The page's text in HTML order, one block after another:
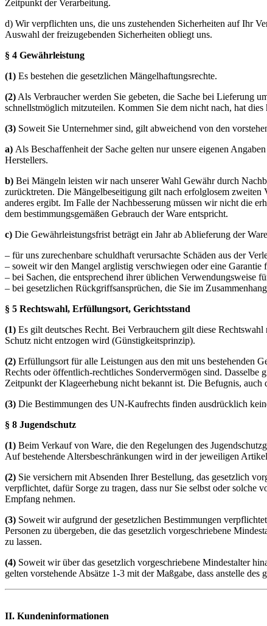
Zeitpunkt der Verarbeitung.
d) Wir verpflichten uns, die uns zustehenden Sicherheiten auf Ihr
Auswahl der freizugebenden Sicherheiten obliegt uns.
§ 4 Gewährleistung
(1) Es bestehen die gesetzlichen Mängelhaftungsrechte.
(2) Als Verbraucher werden Sie gebeten, die Sache bei Lieferung
schnellstmöglich mitzuteilen. Kommen Sie dem nicht nach, hat
(3) Soweit Sie Unternehmer sind, gilt abweichend von den
a) Als Beschaffenheit der Sache gelten nur unsere eigenen
Herstellers.
b) Bei Mängeln leisten wir nach unserer Wahl Gewähr durch
zurücktreten. Die Mängelbeseitigung gilt nach erfolglosem zweiten
anderes ergibt. Im Falle der Nachbesserung müssen wir nicht die
dem bestimmungsgemäßen Gebrauch der Ware entspricht.
c) Die Gewährleistungsfrist beträgt ein Jahr ab Ablieferung der
– für uns zurechenbare schuldhaft verursachte Schäden aus der
– soweit wir den Mangel arglistig verschwiegen oder eine Garantie
– bei Sachen, die entsprechend ihrer üblichen Verwendungsweise
– bei gesetzlichen Rückgriffsansprüchen, die Sie im
§ 5 Rechtswahl, Erfüllungsort, Gerichtsstand
(1) Es gilt deutsches Recht. Bei Verbrauchern gilt diese
Schutz nicht entzogen wird (Günstigkeitsprinzip).
(2) Erfüllungsort für alle Leistungen aus den mit uns bestehenden
Rechts oder öffentlich-rechtliches Sondervermögen sind.
Zeitpunkt der Klageerhebung nicht bekannt ist. Die Befugnis, auch
(3) Die Bestimmungen des UN-Kaufrechts finden ausdrücklich
§ 8 Jugendschutz
(1) Beim Verkauf von Ware, die den Regelungen des
Auf bestehende Altersbeschränkungen wird in der jeweiligen
(2) Sie versichern mit Absenden Ihrer Bestellung, das gesetzlich
verpflichtet, dafür Sorge zu tragen, dass nur Sie selbst oder solche
Empfang nehmen.
(3) Soweit wir aufgrund der gesetzlichen Bestimmungen
Personen zu übergeben, die das gesetzlich vorgeschriebene
zu lassen.
(4) Soweit wir über das gesetzlich vorgeschriebene Mindestalter
gelten vorstehende Absätze 1-3 mit der Maßgabe, dass anstelle
II. Kundeninformationen